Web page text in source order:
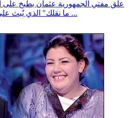
علّق مفتي الجمهورية عثمان بطيخ
ما نقلك" الذي يُبث على قناة الحوار التونسي، للاع ...